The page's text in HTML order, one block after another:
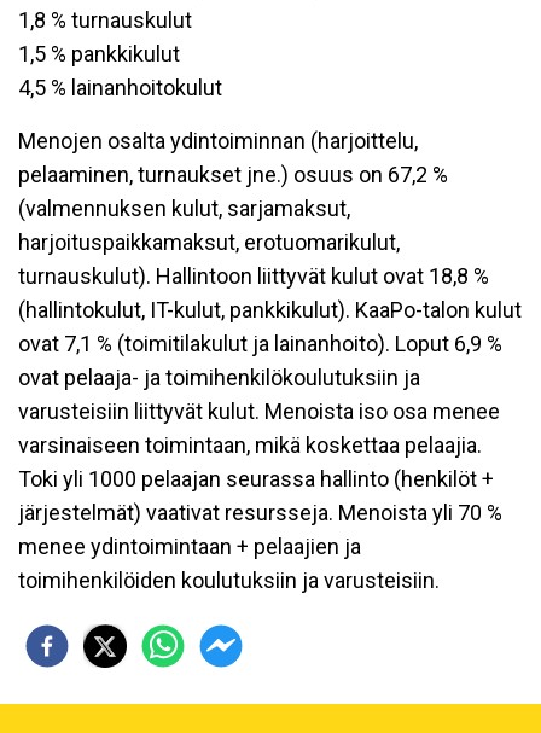
1,8 % turnauskulut
1,5 % pankkikulut
4,5 % lainanhoitokulut
Menojen osalta ydintoiminnan (harjoittelu,
pelaaminen, turnaukset jne.) osuus on 67,2 %
(valmennuksen kulut, sarjamaksut,
harjoituspaikkamaksut, erotuomarikulut,
turnauskulut). Hallintoon liittyvät kulut ovat 18,8 %
(hallintokulut, IT-kulut, pankkikulut). KaaPo-talon kulut
ovat 7,1 % (toimitilakulut ja lainanhoito). Loput 6,9 %
ovat pelaaja- ja toimihenkilökoulutuksiin ja
varusteisiin liittyvät kulut. Menoista iso osa menee
varsinaiseen toimintaan, mikä koskettaa pelaajia.
Toki yli 1000 pelaajan seurassa hallinto (henkilöt +
järjestelmät) vaativat resursseja. Menoista yli 70 %
menee ydintoimintaan + pelaajien ja
toimihenkilöiden koulutuksiin ja varusteisiin.